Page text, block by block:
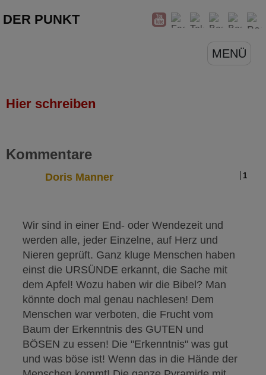
DER PUNKT
MENÜ
Hier schreiben
Kommentare
1
Doris Manner
Wir sind in einer End- oder Wendezeit und
werden alle, jeder Einzelne, auf Herz und
Nieren geprüft. Ganz kluge Menschen haben
einst die URSÜNDE erkannt, die Sache mit
dem Apfel! Wozu haben wir die Bibel? Man
könnte doch mal genau nachlesen! Dem
Menschen war verboten, die Frucht vom
Baum der Erkenntnis des GUTEN und
BÖSEN zu essen! Die "Erkenntnis" was gut
und was böse ist! Wenn das in die Hände der